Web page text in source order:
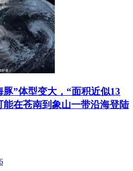
豚”体型变大，“面积近似13
能在苍南到象山一带沿海登陆